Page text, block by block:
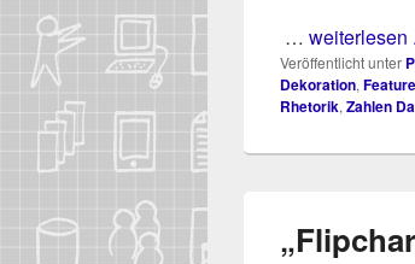
… weiterlesen
Veröffentlicht unter
Dekoration,
Rhetorik, Zahlen